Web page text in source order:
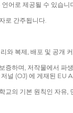
어로 제공될 수 있습니
로 간주됩니다.
와 복제, 배포 및 공개
증하며, 저작물에서 파
널 (OJ) 에 게재된 EU
교의 기본 원칙인 자유,